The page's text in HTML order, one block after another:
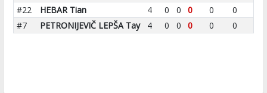
#22
HEBAR Tian 4 0 0 0 0
0
#7
PETRONIJEVIČ LEPŠA Tay 4 0 0 0 0 0